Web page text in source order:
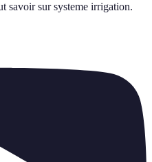
savoir sur systeme irrigation.